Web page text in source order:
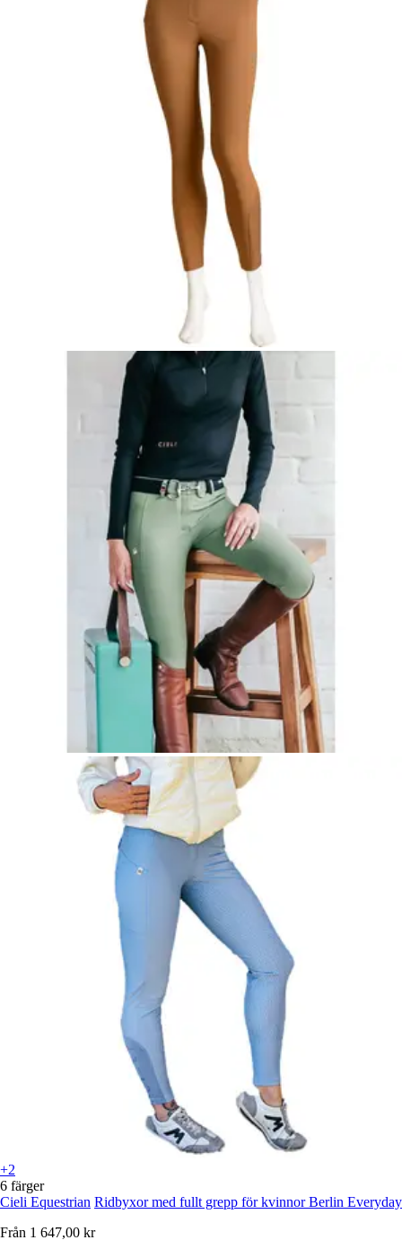
+2
6 färger
Cieli Equestrian Ridbyxor med fullt grepp för kvinnor Berlin Everyday
Från 1 647,00 kr